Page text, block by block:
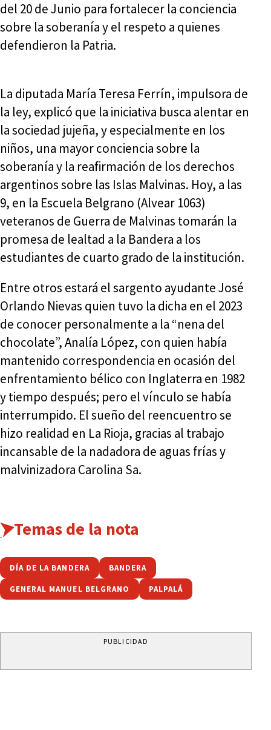
del 20 de Junio para fortalecer la conciencia
sobre la soberanía y el respeto a quienes
defendieron la Patria.
La diputada María Teresa Ferrín, impulsora de
la ley, explicó que la iniciativa busca alentar en
la sociedad jujeña, y especialmente en los
niños, una mayor conciencia sobre la
soberanía y la reafirmación de los derechos
argentinos sobre las Islas Malvinas. Hoy, a las
9, en la Escuela Belgrano (Alvear 1063)
veteranos de Guerra de Malvinas tomarán la
promesa de lealtad a la Bandera a los
estudiantes de cuarto grado de la institución.
Entre otros estará el sargento ayudante José
Orlando Nievas quien tuvo la dicha en el 2023
de conocer personalmente a la “nena del
chocolate”, Analía López, con quien había
mantenido correspondencia en ocasión del
enfrentamiento bélico con Inglaterra en 1982
y tiempo después; pero el vínculo se había
interrumpido. El sueño del reencuentro se
hizo realidad en La Rioja, gracias al trabajo
incansable de la nadadora de aguas frías y
malvinizadora Carolina Sa.
Temas de la nota
DÍA DE LA BANDERA BANDERA
GENERAL MANUEL BELGRANO PALPALÁ
PUBLICIDAD